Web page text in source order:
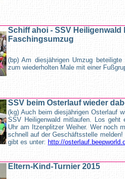
Schiff ahoi - SSV Heiligenwald
Faschingsumzug
(bp) Am diesjährigen Umzug
zum wiederholten Male mit einer
SSV beim Osterlauf wieder
(kg) Auch beim diesjährigen Osterlauf
SSV Heiligenwald mitlaufen. Los geht
Uhr am Itzenplitzer Weiher. Wer noch
schnell auf der Geschäftsstelle
gibt es unter: http://
Eltern-Kind-Turnier 2015